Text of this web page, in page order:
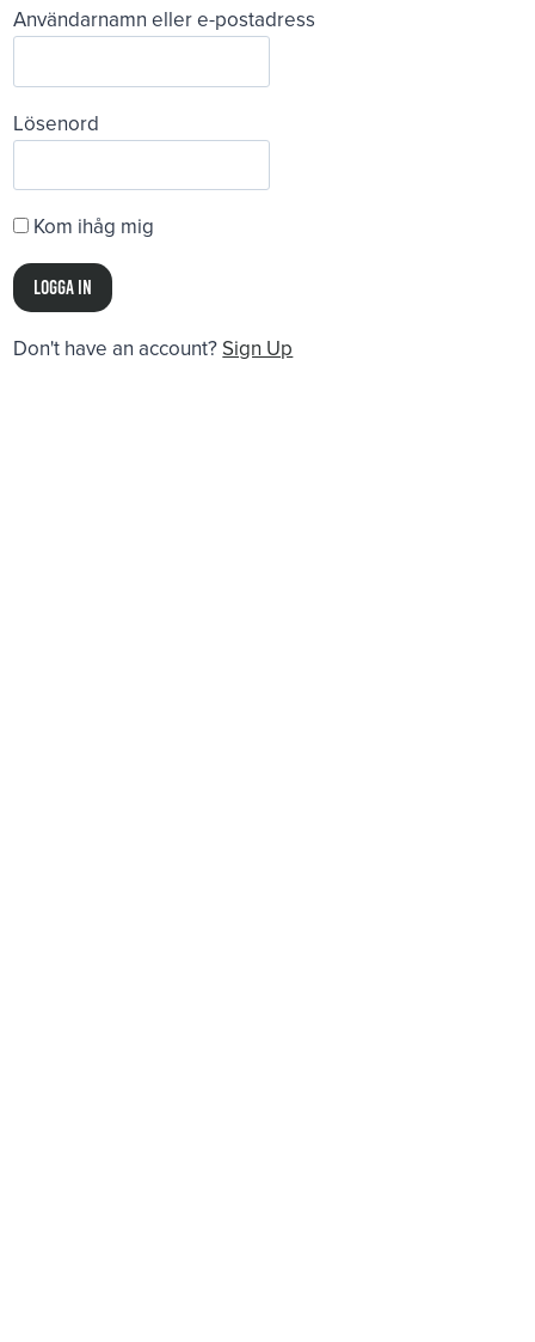
Användarnamn eller e-postadress
Lösenord
Kom ihåg mig
Don't have an account? Sign Up